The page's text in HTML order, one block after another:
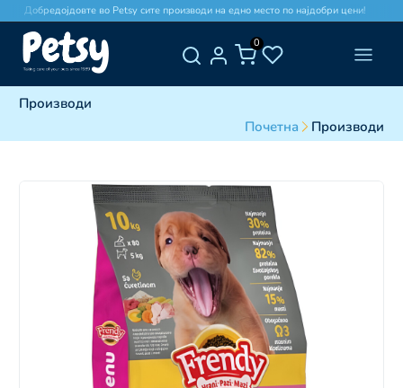
Добредојдовте во Petsy сите производи на едно место по најдобри цени!
0
Производи
Почетна
Производи